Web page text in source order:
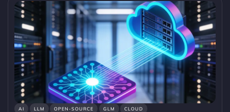
AI LLM OPEN-SOURCE GLM CLOUD